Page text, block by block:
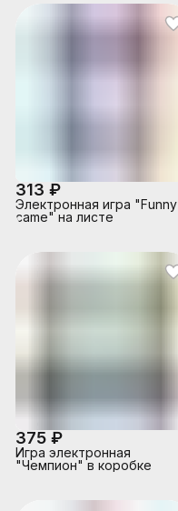
313 ₽
Электронная игра "Funny
came" на листе
375 ₽
Игра электронная
"Чемпион" в коробке